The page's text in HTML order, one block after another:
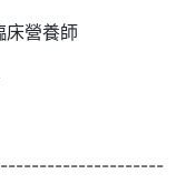
營養師